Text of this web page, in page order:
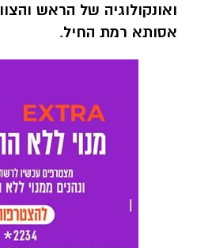
ואונקולוגיה של הראש
אסותא רמת החיל.